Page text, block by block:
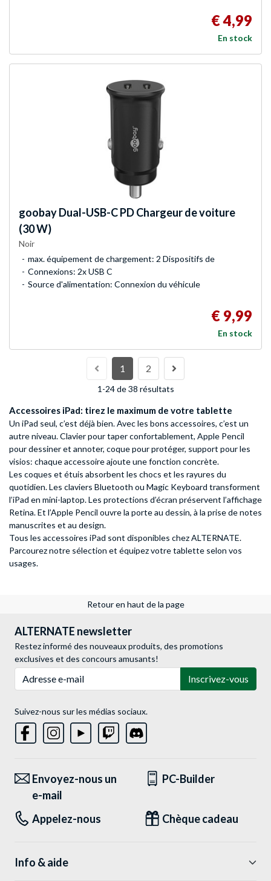
€ 4,99
En stock
goobayDual-USB-C PD Chargeur de voiture
(30 W)
Noir
max. équipement de chargement: 2 Dispositifs de
Connexions: 2x USB C
Source d'alimentation: Connexion du véhicule
€ 9,99
En stock
1 2
1-24 de 38 résultats
Accessoires iPad: tirez le maximum de votre tablette
Un iPad seul, c’est déjà bien. Avec les bons accessoires, c’est un
autre niveau. Clavier pour taper confortablement, Apple Pencil
pour dessiner et annoter, coque pour protéger, support pour les
visios: chaque accessoire ajoute une fonction concrète.
Les coques et étuis absorbent les chocs et les rayures du
quotidien. Les claviers Bluetooth ou Magic Keyboard transforment
l’iPad en mini-laptop. Les protections d’écran préservent l’affichage
Retina. Et l’Apple Pencil ouvre la porte au dessin, à la prise de notes
manuscrites et au design.
Tous les accessoires iPad sont disponibles chez ALTERNATE.
Parcourez notre sélection et équipez votre tablette selon vos
usages.
Retour en haut de la page
ALTERNATE newsletter
Restez informé des nouveaux produits, des promotions
exclusives et des concours amusants!
Inscrivez-vous
Suivez-nous sur les médias sociaux.
Envoyez-nous un
e-mail
PC-Builder
Appelez-nous Chèque cadeau
Info & aide